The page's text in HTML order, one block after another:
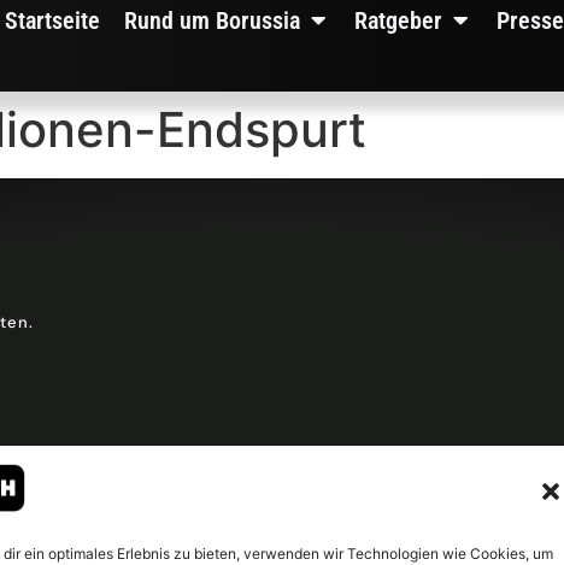
dir ein optimales Erlebnis zu bieten, verwenden wir Technologien wie Cookies, um
Startseite Rund um Borussia Ratgeber Presse
Endspurt